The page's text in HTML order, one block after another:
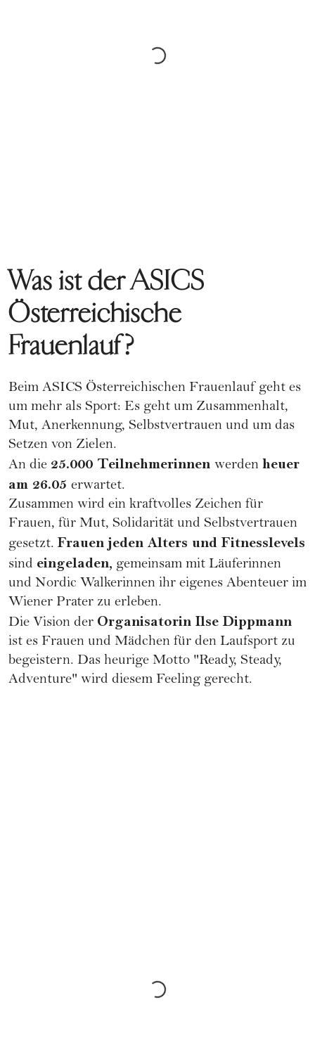
Was ist der ASICS
Österreichische
Frauenlauf?
Beim ASICS Österreichischen Frauenlauf geht es
um mehr als Sport: Es geht um Zusammenhalt,
Mut, Anerkennung, Selbstvertrauen und um das
Setzen von Zielen.
An die 25.000 Teilnehmerinnen werden heuer
am 26.05 erwartet.
Zusammen wird ein kraftvolles Zeichen für
Frauen, für Mut, Solidarität und Selbstvertrauen
gesetzt. Frauen jeden Alters und Fitnesslevels
sind eingeladen, gemeinsam mit Läuferinnen
und Nordic Walkerinnen ihr eigenes Abenteuer im
Wiener Prater zu erleben.
Die Vision der Organisatorin Ilse Dippmann
ist es Frauen und Mädchen für den Laufsport zu
begeistern. Das heurige Motto "Ready, Steady,
Adventure" wird diesem Feeling gerecht.